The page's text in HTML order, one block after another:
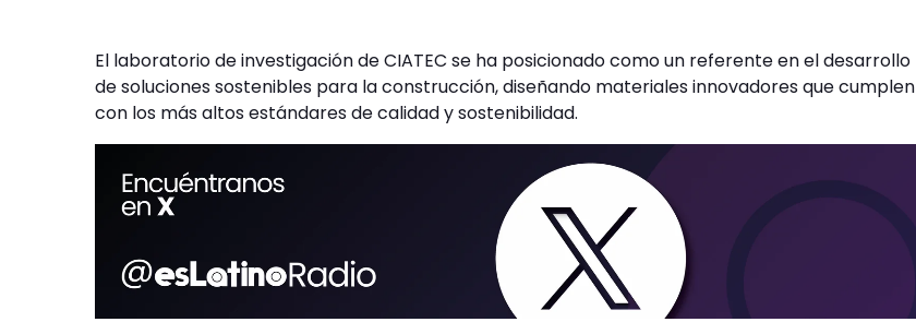
El laboratorio de investigación de CIATEC se ha posicionado como un referente en el desarrollo
de soluciones sostenibles para la construcción, diseñando materiales innovadores que cumplen
con los más altos estándares de calidad y sostenibilidad.